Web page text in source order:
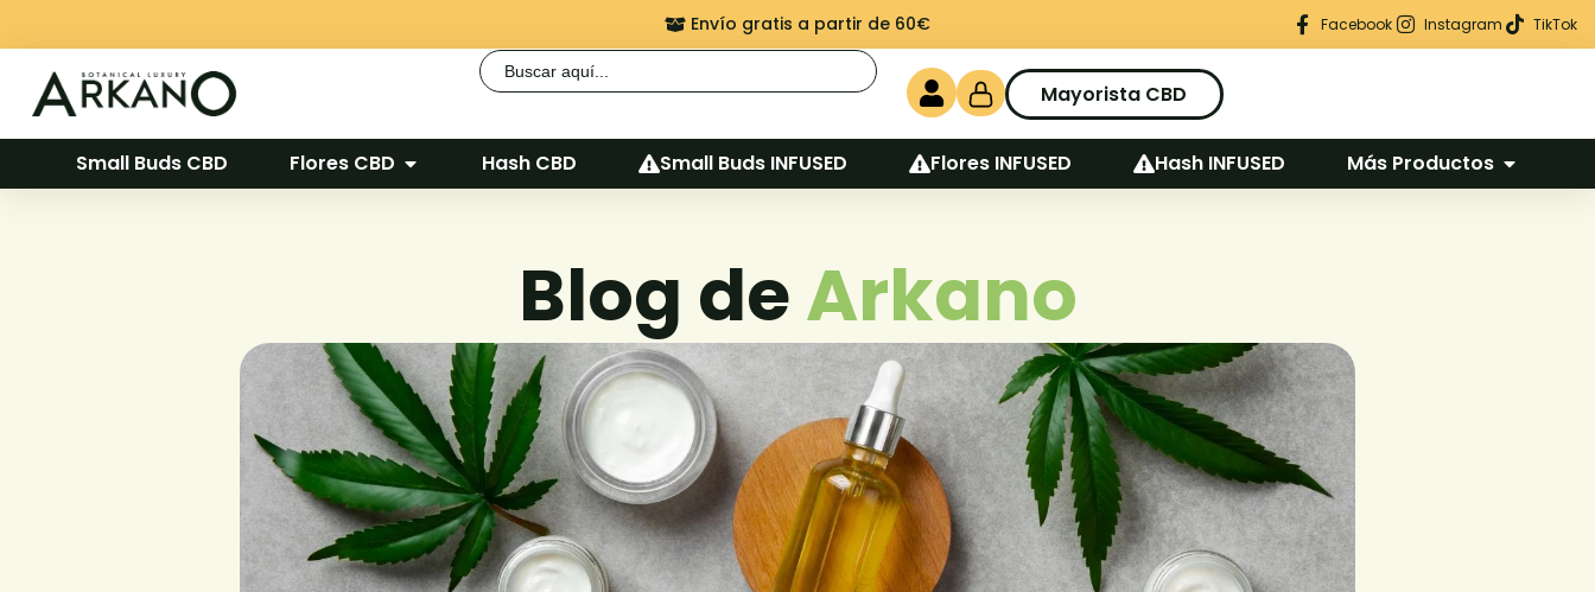
Envío gratis a partir de 60€ Regalo seguro en cada pedidoFacebook Instagram TikTok
Mayorista CBD
Buscar:
Small Buds CBD Flores CBD Hash CBD Small Buds INFUSED Flores INFUSED Hash INFUSED Más Productos
Blog deArkano